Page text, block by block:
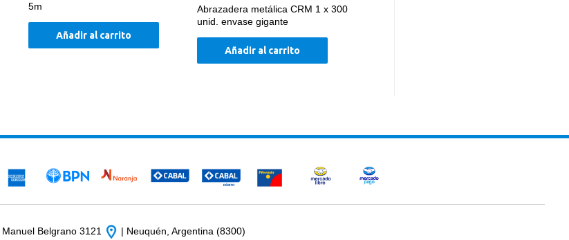
5m
Añadir al carrito
Abrazadera metálica CRM 1 x 300
unid. envase gigante
Añadir al carrito
Belgrano 3121 | Neuquén, Argentina (8300)